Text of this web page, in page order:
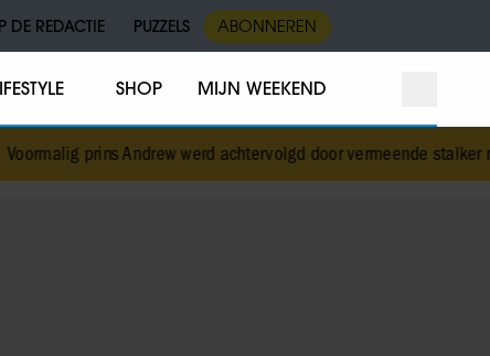
DE REDACTIE PUZZELS ABONNEREN
SHOP MIJN WEEKEND
werd achtervolgd door vermeende stalker met bivakmuts•